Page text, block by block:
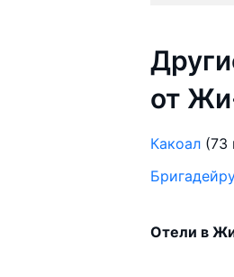
от
Какоал (73
Отели в